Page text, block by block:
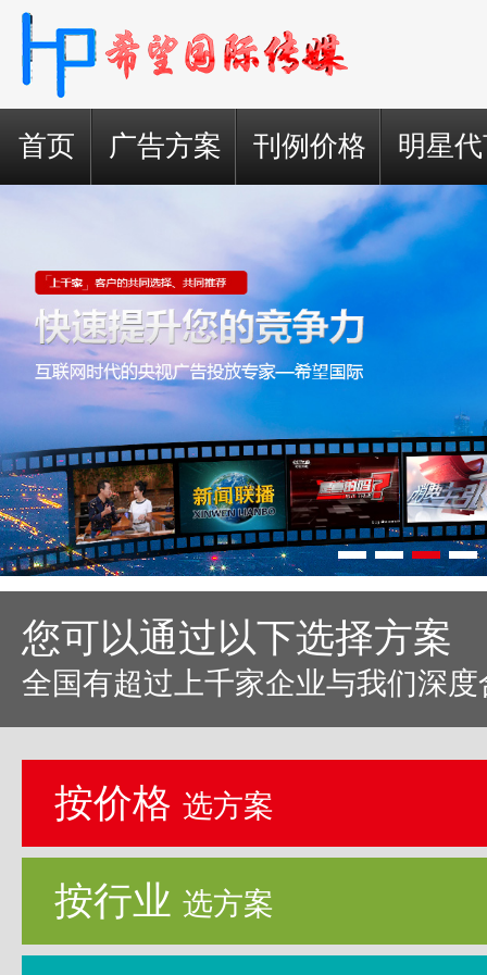
首页 广告方案 刊例价格 明星
您可以通过以下选择方案
全国有超过上千家企业与我们深度
按价格 选方案
按行业 选方案